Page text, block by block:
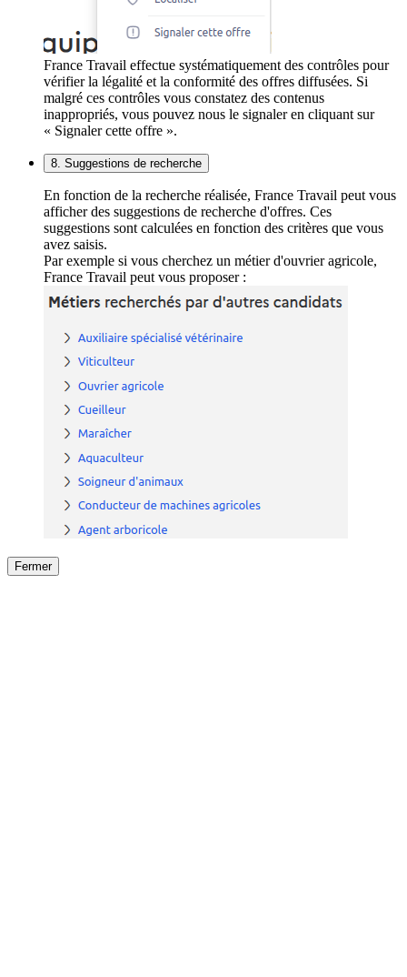
France Travail effectue systématiquement des contrôles pour
vérifier la légalité et la conformité des offres diffusées. Si
malgré ces contrôles vous constatez des contenus
inappropriés, vous pouvez nous le signaler en cliquant sur
« Signaler cette offre ».
8. Suggestions de recherche
En fonction de la recherche réalisée, France Travail peut vous
afficher des suggestions de recherche d'offres. Ces
suggestions sont calculées en fonction des critères que vous
avez saisis.
Par exemple si vous cherchez un métier d'ouvrier agricole,
France Travail peut vous proposer :
Fermer